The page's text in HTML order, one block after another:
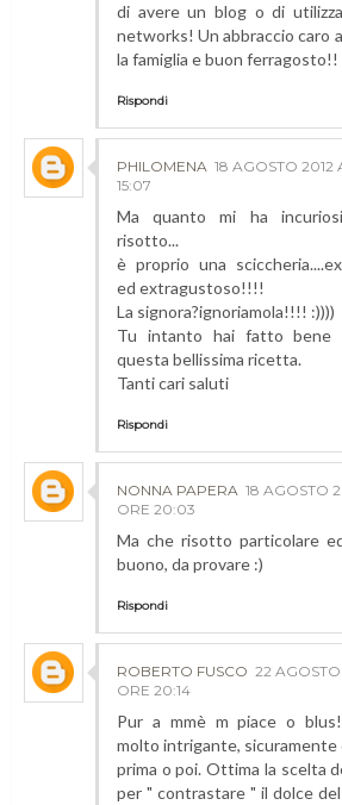
di avere un blog o di
networks! Un abbraccio caro
la famiglia e buon ferragosto!!
Rispondi
PHILOMENA 18 AGOSTO 2012
15:07
Ma quanto mi ha
risotto...
è proprio una
ed extragustoso!!!!
La signora?ignoriamola!!!! :))))
Tu intanto hai fatto bene
questa bellissima ricetta.
Tanti cari saluti
Rispondi
NONNA PAPERA 18 AGOSTO
ORE 20:03
Ma che risotto particolare
buono, da provare :)
Rispondi
ROBERTO FUSCO 22
ORE 20:14
Pur a mmè m piace o
molto intrigante, sicuramente
prima o poi. Ottima la scelta
per " contrastare " il dolce